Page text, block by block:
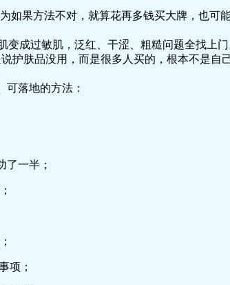
如果方法不对，就算花再多钱买大牌，也
成过敏肌，泛红、干涩、粗糙问题全找上
肤品没用，而是很多人买的，根本不是自己
落地的方法：
一半；
项；